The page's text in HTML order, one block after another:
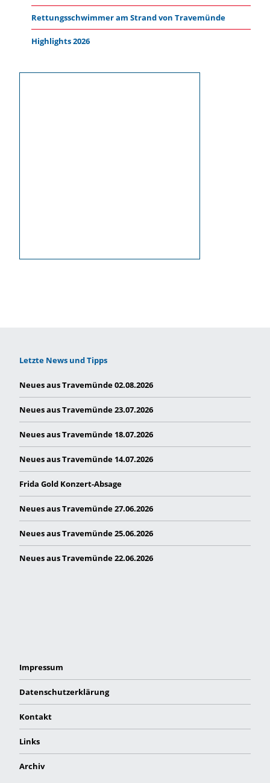
Rettungsschwimmer am Strand von Travemünde
Highlights 2026
Letzte News und Tipps
Neues aus Travemünde 02.08.2026
Neues aus Travemünde 23.07.2026
Neues aus Travemünde 18.07.2026
Neues aus Travemünde 14.07.2026
Frida Gold Konzert-Absage
Neues aus Travemünde 27.06.2026
Neues aus Travemünde 25.06.2026
Neues aus Travemünde 22.06.2026
Impressum
Datenschutzerklärung
Kontakt
Links
Archiv